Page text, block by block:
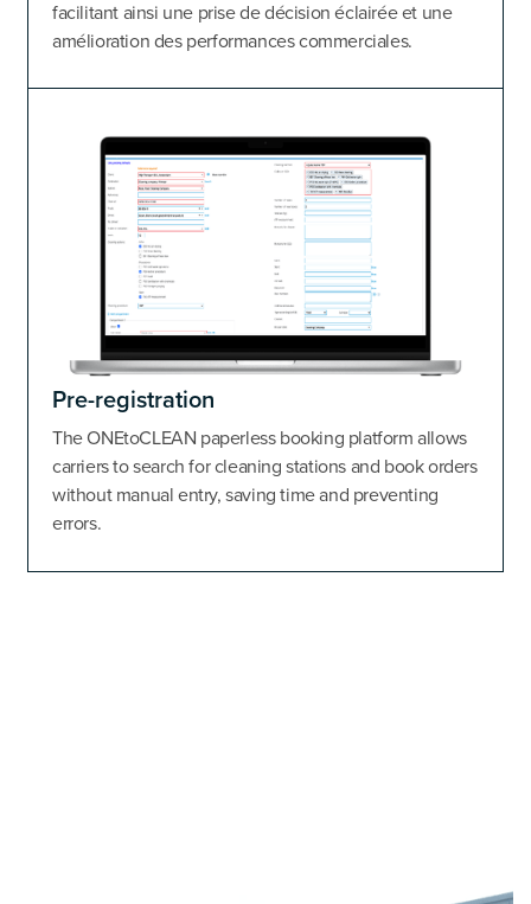
facilitant ainsi une prise de décision éclairée et une
amélioration des performances commerciales.
Pre-registration
The ONEtoCLEAN paperless booking platform allows
carriers to search for cleaning stations and book orders
without manual entry, saving time and preventing
errors.